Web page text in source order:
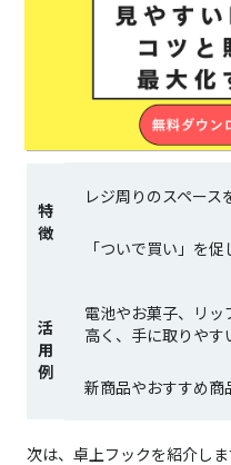
特
徴
レジ周りのスペース
「ついで買い」を
活
用
例
電池やお菓子、リ
高く、手に取りやす
新商品やおすすめ商
次は、卓上フックを紹介しま